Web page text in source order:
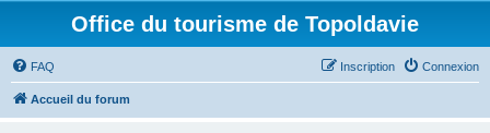
Office du tourisme de Topoldavie
FAQ Connexion
Inscription
Accueil du forum